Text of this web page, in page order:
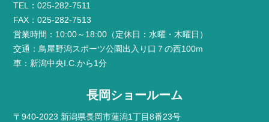
TEL：025-282-7511
FAX：025-282-7513
営業時間：10:00～18:00（定休日：水曜・木曜日）
交通：鳥屋野潟スポーツ公園出入り口７の西100m
車：新潟中央I.C.から1分
長岡ショールーム
〒940-2023 新潟県長岡市蓮潟1丁目8番23号